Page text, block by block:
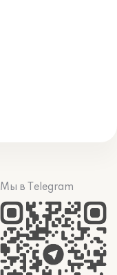
Мы в Telegram